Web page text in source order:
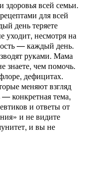
здоровья всей семьи.
для всей
день теряете
уходит, несмотря на
— каждый день.
руками. Мама
знаете, чем помочь.
дефицитах.
меняют взгляд
конкретная тема,
и ответы от
и не видите
и вы не